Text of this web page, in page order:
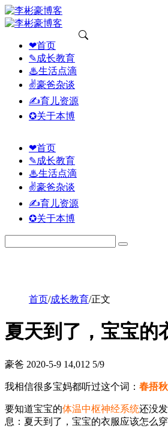
❤首页
✎成长教育
♨生活点滴
✌豪爸杂谈
✍育儿资源
✪关于本博
❤首页
✎成长教育
♨生活点滴
✌豪爸杂谈
✍育儿资源
✪关于本博
首页/成长教育/正文
夏天到了，宝宝的
豪爸 2020-5-9 14,012 5/9
我相信很多宝妈都听过这个词： 春捂
要知道宝宝的体温中枢神经系统还没
息：夏天到了，宝宝的衣服应该怎么